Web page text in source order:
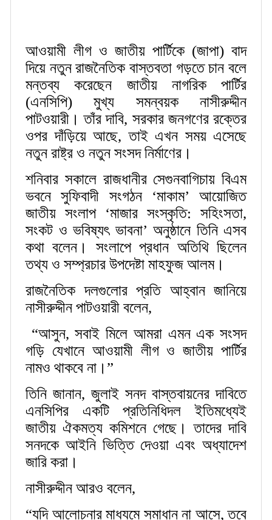
আওয়ামী লীগ ও জাতীয় পার্টিকে (জাপা) বাদ
দিয়ে নতুন রাজনৈতিক বাস্তবতা গড়তে চান বলে
মন্তব্য করেছেন জাতীয় নাগরিক পার্টির
(এনসিপি) মুখ্য সমন্বয়ক নাসীরুদ্দীন
পাটওয়ারী। তাঁর দাবি, সরকার জনগণের রক্তের
ওপর দাঁড়িয়ে আছে, তাই এখন সময় এসেছে
নতুন রাষ্ট্র ও নতুন সংসদ নির্মাণের।
শনিবার সকালে রাজধানীর সেগুনবাগিচায় বিএম
ভবনে সুফিবাদী সংগঠন ‘মাকাম’ আয়োজিত
জাতীয় সংলাপ ‘মাজার সংস্কৃতি: সহিংসতা,
সংকট ও ভবিষ্যৎ ভাবনা’ অনুষ্ঠানে তিনি এসব
কথা বলেন। সংলাপে প্রধান অতিথি ছিলেন
তথ্য ও সম্প্রচার উপদেষ্টা মাহফুজ আলম।
রাজনৈতিক দলগুলোর প্রতি আহ্বান জানিয়ে
নাসীরুদ্দীন পাটওয়ারী বলেন,
“আসুন, সবাই মিলে আমরা এমন এক সংসদ
গড়ি যেখানে আওয়ামী লীগ ও জাতীয় পার্টির
নামও থাকবে না।”
তিনি জানান, জুলাই সনদ বাস্তবায়নের দাবিতে
এনসিপির একটি প্রতিনিধিদল ইতিমধ্যেই
জাতীয় ঐকমত্য কমিশনে গেছে। তাদের দাবি
সনদকে আইনি ভিত্তি দেওয়া এবং অধ্যাদেশ
জারি করা।
নাসীরুদ্দীন আরও বলেন,
“যদি আলোচনার মাধ্যমে সমাধান না আসে, তবে